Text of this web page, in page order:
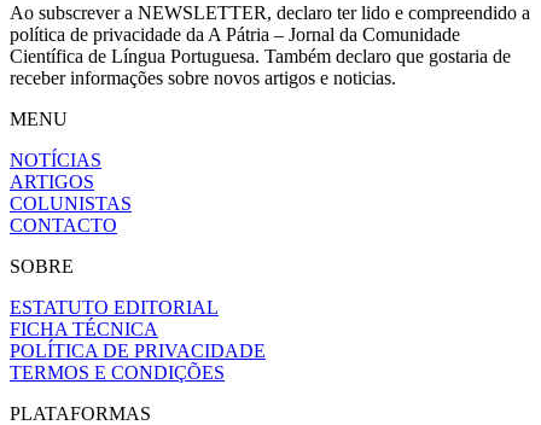
Ao subscrever a NEWSLETTER, declaro ter lido e compreendido a
política de privacidade da A Pátria – Jornal da Comunidade
Científica de Língua Portuguesa. Também declaro que gostaria de
receber informações sobre novos artigos e noticias.
MENU
NOTÍCIAS
ARTIGOS
COLUNISTAS
CONTACTO
SOBRE
ESTATUTO EDITORIAL
FICHA TÉCNICA
POLÍTICA DE PRIVACIDADE
TERMOS E CONDIÇÕES
PLATAFORMAS